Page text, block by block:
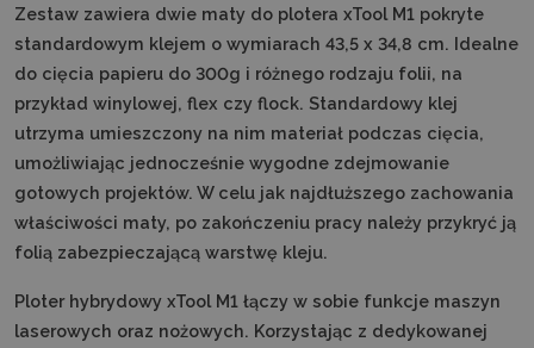
Zestaw zawiera dwie maty do plotera xTool M1 pokryte
standardowym klejem o wymiarach 43,5 x 34,8 cm. Idealne
do cięcia papieru do 300g i różnego rodzaju folii, na
przykład winylowej, flex czy flock. Standardowy klej
utrzyma umieszczony na nim materiał podczas cięcia,
umożliwiając jednocześnie wygodne zdejmowanie
gotowych projektów. W celu jak najdłuższego zachowania
właściwości maty, po zakończeniu pracy należy przykryć ją
folią zabezpieczającą warstwę kleju.
Ploter hybrydowy xTool M1 łączy w sobie funkcje maszyn
laserowych oraz nożowych. Korzystając z dedykowanej